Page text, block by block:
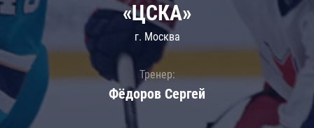
«ЦСКА»
г. Москва
Тренер:
Фёдоров Сергей